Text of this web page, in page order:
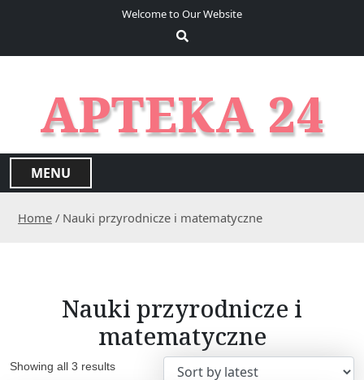
Welcome to Our Website
APTEKA 24
MENU
Home / Nauki przyrodnicze i matematyczne
Nauki przyrodnicze i
matematyczne
Showing all 3 results